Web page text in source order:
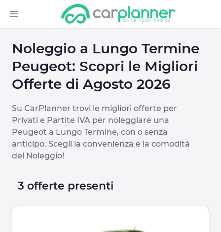
Noleggio a Lungo Termine
Peugeot: Scopri le Migliori
Offerte di Agosto 2026
Su CarPlanner trovi le migliori offerte per
Privati e Partite IVA per noleggiare una
Peugeot a Lungo Termine, con o senza
anticipo. Scegli la convenienza e la comodità
del Noleggio!
3 offerte presenti